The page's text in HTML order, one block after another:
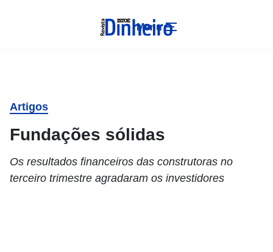
Menu
Artigos
Fundações sólidas
Os resultados financeiros das construtoras no
terceiro trimestre agradaram os investidores